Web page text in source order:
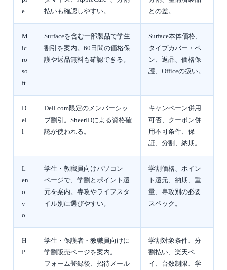
e
払いも確認しやすい。
との差。
M
ic
ro
so
ft
Surfaceを含む一部製品で学生
割引を案内。60日間の価格保
護や返品無料も確認できる。
Surface本体価格、
タイプカバー・ペ
ン、返品、価格保
護、Officeの扱い。
D
el
l
Dell.com限定のメンバーシッ
プ割引。SheerIDによる資格確
認が使われる。
キャンペーン併用
可否、クーポン併
用不可条件、保
証、分割、納期。
L
en
o
v
o
学生・教職員向けパソコン
ページで、学割とポイント還
元を案内。専攻やライフスタ
イル別に選びやすい。
学割価格、ポイン
ト還元、納期、重
量、専攻別の必要
スペック。
H
P
学生・保護者・教職員向けに
学割販売ページを案内。
フォーム登録後、招待メール
学割対象条件、分
割払い、楽天ペ
イ、台数制限、学